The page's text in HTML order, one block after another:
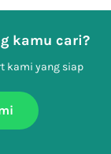
kamu cari?
kami yang siap